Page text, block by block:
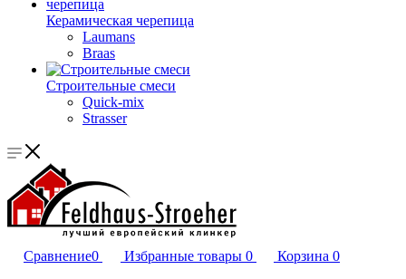
Керамическая черепица
Laumans
Braas
Строительные смеси
Quick-mix
Strasser
Сравнение0 Избранные товары 0 Корзина 0